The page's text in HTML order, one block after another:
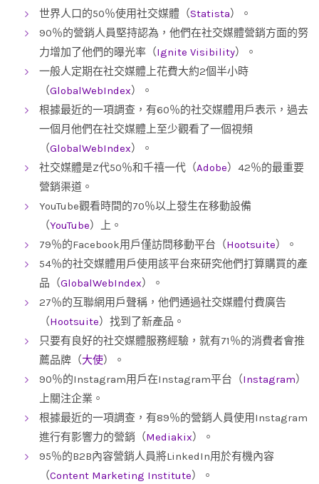
世界人口的50％使用社交媒體（Statista）。
90％的營銷人員堅持認為，他們在社交媒體營銷方面的努
力增加了他們的曝光率（Ignite Visibility）。
一般人定期在社交媒體上花費大約2個半小時
（GlobalWebIndex）。
根據最近的一項調查，有60％的社交媒體用戶表示，過去
一個月他們在社交媒體上至少觀看了一個視頻
（GlobalWebIndex）。
社交媒體是Z代50％和千禧一代（Adobe）42％的最重要
營銷渠道。
YouTube觀看時間的70％以上發生在移動設備
（YouTube）上。
79％的Facebook用戶僅訪問移動平台（Hootsuite）。
54％的社交媒體用戶使用該平台來研究他們打算購買的產
品（GlobalWebIndex）。
27％的互聯網用戶聲稱，他們通過社交媒體付費廣告
（Hootsuite）找到了新產品。
只要有良好的社交媒體服務經驗，就有71％的消費者會推
薦品牌（大使）。
90％的Instagram用戶在Instagram平台（Instagram）
上關注企業。
根據最近的一項調查，有89％的營銷人員使用Instagram
進行有影響力的營銷（Mediakix）。
95％的B2B內容營銷人員將LinkedIn用於有機內容
（Content Marketing Institute）。